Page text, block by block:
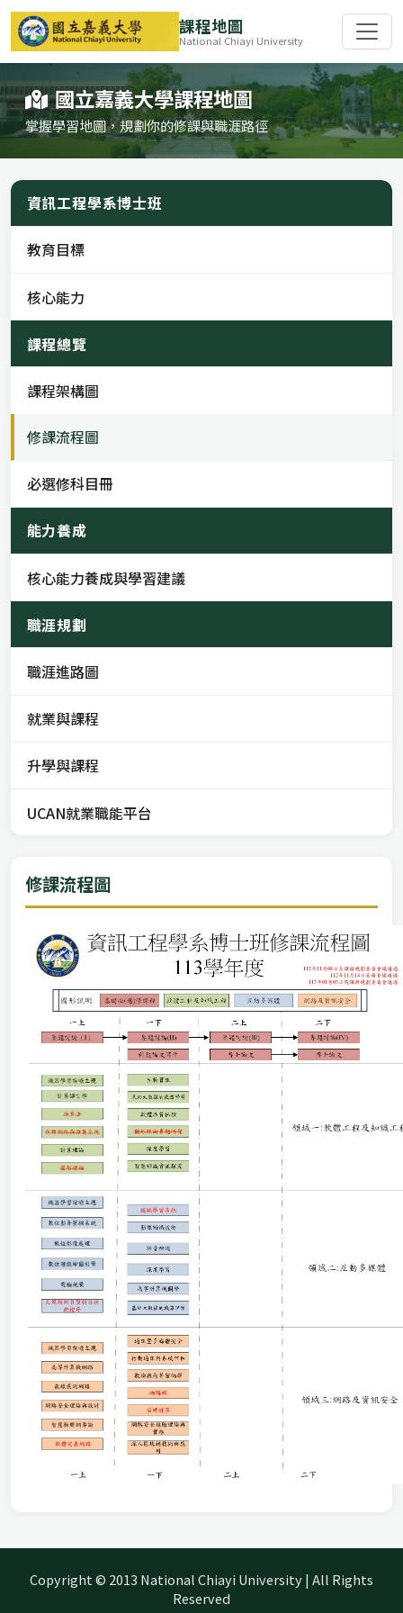
課程地圖
National Chiayi University
國立嘉義大學課程地圖
掌握學習地圖，規劃你的修課與職涯路徑
資訊工程學系博士班
教育目標
核心能力
課程總覽
課程架構圖
修課流程圖
必選修科目冊
能力養成
核心能力養成與學習建議
職涯規劃
職涯進路圖
就業與課程
升學與課程
UCAN就業職能平台
修課流程圖
Copyright © 2013 National Chiayi University | All Rights
Reserved